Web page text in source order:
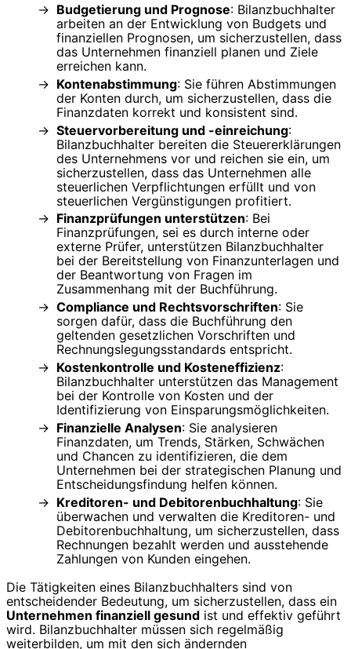
Budgetierung und Prognose: Bilanzbuchhalter
arbeiten an der Entwicklung von Budgets und
finanziellen Prognosen, um sicherzustellen, dass
das Unternehmen finanziell planen und Ziele
erreichen kann.
Kontenabstimmung: Sie führen Abstimmungen
der Konten durch, um sicherzustellen, dass die
Finanzdaten korrekt und konsistent sind.
Steuervorbereitung und -einreichung:
Bilanzbuchhalter bereiten die Steuererklärungen
des Unternehmens vor und reichen sie ein, um
sicherzustellen, dass das Unternehmen alle
steuerlichen Verpflichtungen erfüllt und von
steuerlichen Vergünstigungen profitiert.
Finanzprüfungen unterstützen: Bei
Finanzprüfungen, sei es durch interne oder
externe Prüfer, unterstützen Bilanzbuchhalter
bei der Bereitstellung von Finanzunterlagen und
der Beantwortung von Fragen im
Zusammenhang mit der Buchführung.
Compliance und Rechtsvorschriften: Sie
sorgen dafür, dass die Buchführung den
geltenden gesetzlichen Vorschriften und
Rechnungslegungsstandards entspricht.
Kostenkontrolle und Kosteneffizienz:
Bilanzbuchhalter unterstützen das Management
bei der Kontrolle von Kosten und der
Identifizierung von Einsparungsmöglichkeiten.
Finanzielle Analysen: Sie analysieren
Finanzdaten, um Trends, Stärken, Schwächen
und Chancen zu identifizieren, die dem
Unternehmen bei der strategischen Planung und
Entscheidungsfindung helfen können.
Kreditoren- und Debitorenbuchhaltung: Sie
überwachen und verwalten die Kreditoren- und
Debitorenbuchhaltung, um sicherzustellen, dass
Rechnungen bezahlt werden und ausstehende
Zahlungen von Kunden eingehen.
Die Tätigkeiten eines Bilanzbuchhalters sind von
entscheidender Bedeutung, um sicherzustellen, dass ein
Unternehmen finanziell gesund ist und effektiv geführt
wird. Bilanzbuchhalter müssen sich regelmäßig
weiterbilden, um mit den sich ändernden